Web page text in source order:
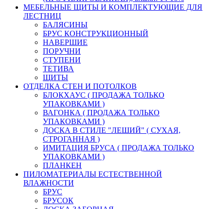
МЕБЕЛЬНЫЕ ЩИТЫ И КОМПЛЕКТУЮЩИЕ ДЛЯ
ЛЕСТНИЦ
БАЛЯСИНЫ
БРУС КОНСТРУКЦИОННЫЙ
НАВЕРШИЕ
ПОРУЧНИ
СТУПЕНИ
ТЕТИВА
ЩИТЫ
ОТДЕЛКА СТЕН И ПОТОЛКОВ
БЛОКХАУС ( ПРОДАЖА ТОЛЬКО
УПАКОВКАМИ )
ВАГОНКА ( ПРОДАЖА ТОЛЬКО
УПАКОВКАМИ )
ДОСКА В СТИЛЕ "ЛЕШИЙ" ( СУХАЯ,
СТРОГАННАЯ )
ИМИТАЦИЯ БРУСА ( ПРОДАЖА ТОЛЬКО
УПАКОВКАМИ )
ПЛАНКЕН
ПИЛОМАТЕРИАЛЫ ЕСТЕСТВЕННОЙ
ВЛАЖНОСТИ
БРУС
БРУСОК